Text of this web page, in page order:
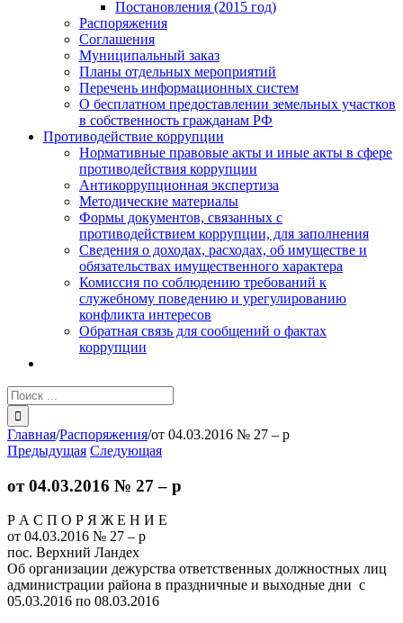
Постановления (2015 год)
Распоряжения
Соглашения
Муниципальный заказ
Планы отдельных мероприятий
Перечень информационных систем
О бесплатном предоставлении земельных участков
в собственность гражданам РФ
Противодействие коррупции
Нормативные правовые акты и иные акты в сфере
противодействия коррупции
Антикоррупционная экспертиза
Методические материалы
Формы документов, связанных с
противодействием коррупции, для заполнения
Сведения о доходах, расходах, об имуществе и
обязательствах имущественного характера
Комиссия по соблюдению требований к
служебному поведению и урегулированию
конфликта интересов
Обратная связь для сообщений о фактах
коррупции
Результат
поиска:
Главная/Распоряжения/от 04.03.2016 № 27 – р
Предыдущая Следующая
от 04.03.2016 № 27 – р
Р А С П О Р Я Ж Е Н И Е
от 04.03.2016 № 27 – р
пос. Верхний Ландех
Об организации дежурства ответственных должностных лиц
администрации района в праздничные и выходные дни с
05.03.2016 по 08.03.2016